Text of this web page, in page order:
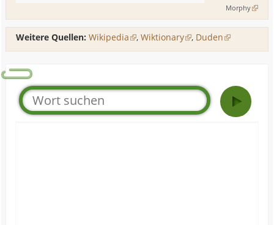
Morphy
Weitere Quellen: Wikipedia ,Wiktionary , Duden